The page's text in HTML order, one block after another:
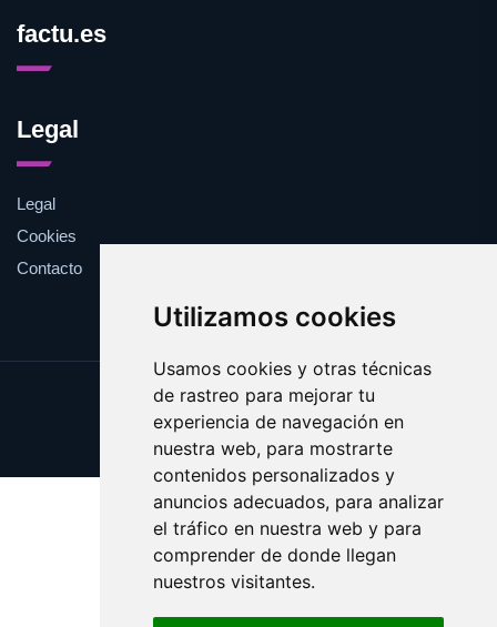
Utilizamos cookies
Usamos cookies y otras técnicas
de rastreo para mejorar tu
experiencia de navegación en
nuestra web, para mostrarte
contenidos personalizados y
anuncios adecuados, para analizar
el tráfico en nuestra web y para
comprender de donde llegan
nuestros visitantes.
factu.es
Legal
Legal
Cookies
Contacto
Update cookies preferences
Copyright © 2025 factu.es